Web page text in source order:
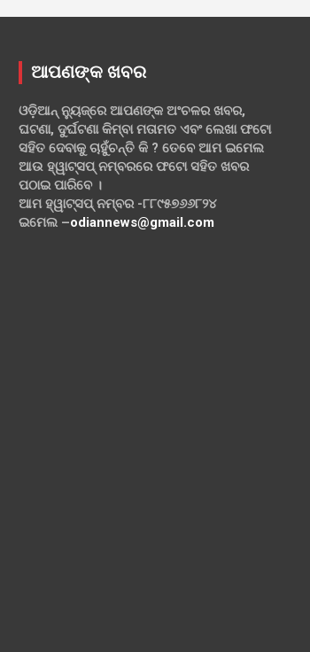
ଆପଣଙ୍କ ଖବର
ଓଡ଼ିଆନ୍ ନ୍ୟୁଜ୍‌ରେ ଆପଣଙ୍କ ଅଂଚଳର ଖବର,
ଘଟଣା, ଦୁର୍ଘଟଣା କିମ୍ବା ମତାମତ ଏବଂ ଲେଖା ଫଟୋ
ସହିତ ଦେବାକୁ ଚାହୁଁଚନ୍ତି କି ? ତେବେ ଆମ ଇମେଲ
ଆଉ ହ୍ୱାଟ୍‌ସପ୍ ନମ୍ବରରେ ଫଟୋ ସହିତ ଖବର
ପଠାଇ ପାରିବେ ।
ଆମ ହ୍ୱାଟ୍‌ସପ୍ ନମ୍ବର -୮୮୯୫୭୬୬୮୨୪
ଇମେଲ –odiannews@gmail.com